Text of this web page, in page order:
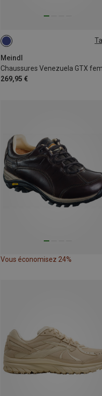
Meindl
Chaussures Venezuela GTX
269,95 €
Vous économisez 24%